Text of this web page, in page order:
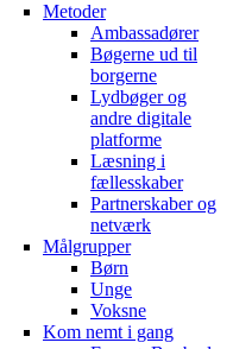
Metoder
Ambassadører
Bøgerne ud til
borgerne
Lydbøger og
andre digitale
platforme
Læsning i
fællesskaber
Partnerskaber og
netværk
Målgrupper
Børn
Unge
Voksne
Kom nemt i gang